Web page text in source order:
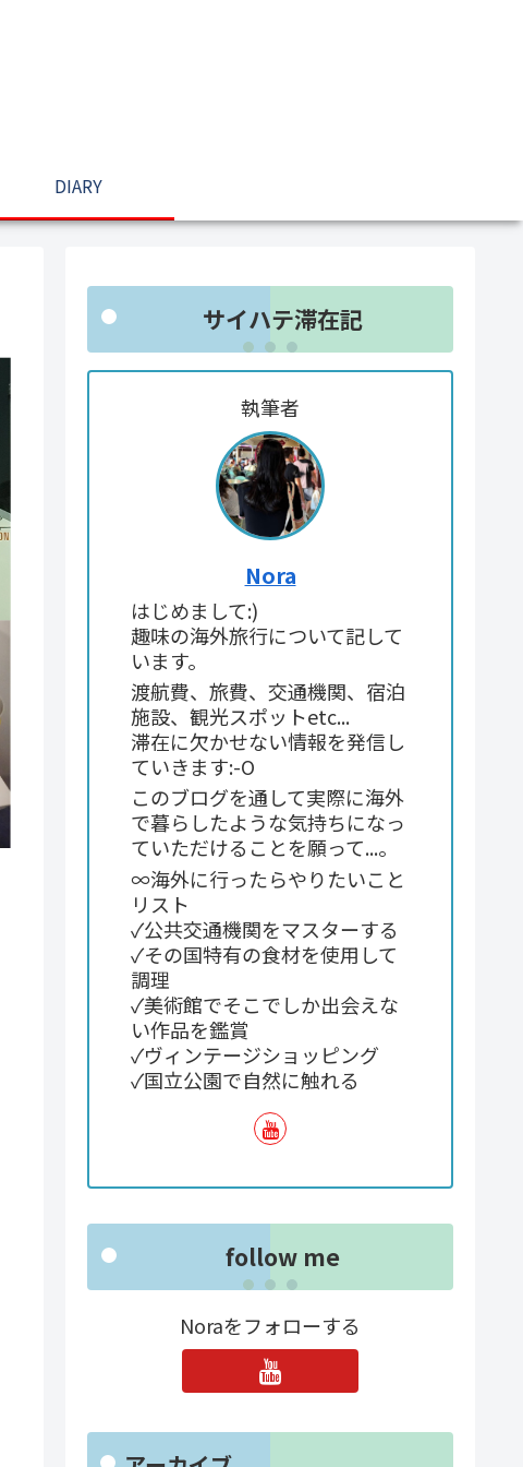
DIARY
サイハテ滞在記
執筆者
Nora
はじめまして:)
趣味の海外旅行について記して
います。
渡航費、旅費、交通機関、宿泊
施設、観光スポットetc...
滞在に欠かせない情報を発信し
ていきます:-O
このブログを通して実際に海外
で暮らしたような気持ちになっ
ていただけることを願って...。
∞海外に行ったらやりたいこと
リスト
✓公共交通機関をマスターする
✓その国特有の食材を使用して
調理
✓美術館でそこでしか出会えな
い作品を鑑賞
✓ヴィンテージショッピング
✓国立公園で自然に触れる
follow me
Noraをフォローする